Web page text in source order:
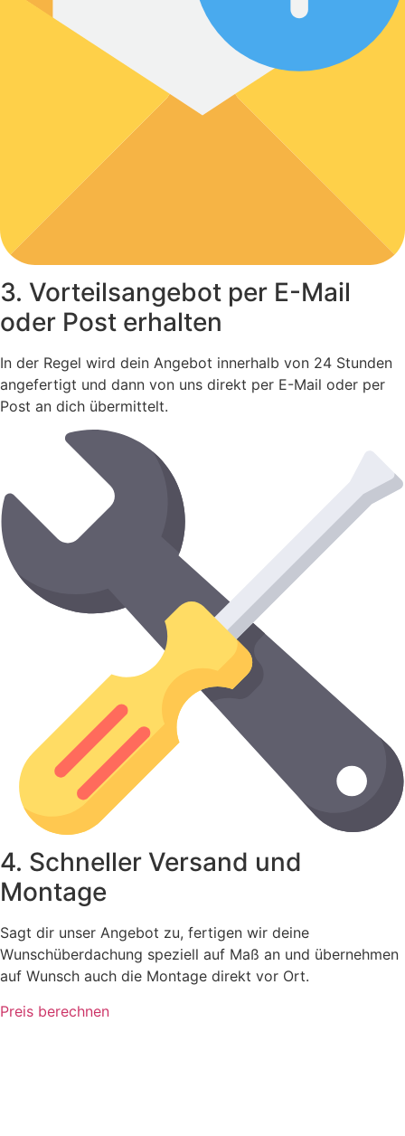
3. Vorteilsangebot per E-Mail
oder Post erhalten
In der Regel wird dein Angebot innerhalb von 24 Stunden
angefertigt und dann von uns direkt per E-Mail oder per
Post an dich übermittelt.
4. Schneller Versand und
Montage
Sagt dir unser Angebot zu, fertigen wir deine
Wunschüberdachung speziell auf Maß an und übernehmen
auf Wunsch auch die Montage direkt vor Ort.
Preis berechnen